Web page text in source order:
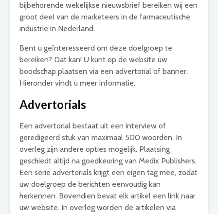
bijbehorende wekelijkse nieuwsbrief bereiken wij een
groot deel van de marketeers in de farmaceutische
industrie in Nederland.
Bent u geïnteresseerd om deze doelgroep te
bereiken? Dat kan! U kunt op de website uw
boodschap plaatsen via een advertorial of banner.
Hieronder vindt u meer informatie.
Advertorials
Een advertorial bestaat uit een interview of
geredigeerd stuk van maximaal 500 woorden. In
overleg zijn andere opties mogelijk. Plaatsing
geschiedt altijd na goedkeuring van Medix Publishers.
Een serie advertorials krijgt een eigen tag mee, zodat
uw doelgroep de berichten eenvoudig kan
herkennen. Bovendien bevat elk artikel een link naar
uw website. In overleg worden de artikelen via